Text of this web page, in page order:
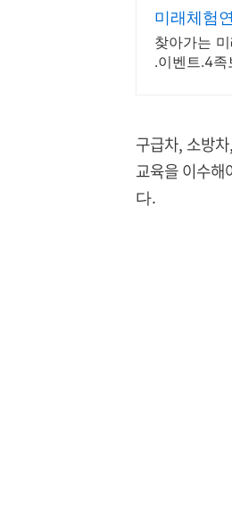
미래체험
찾아가는
.이벤트.4
구급차, 소방
교육을 이수해
다.